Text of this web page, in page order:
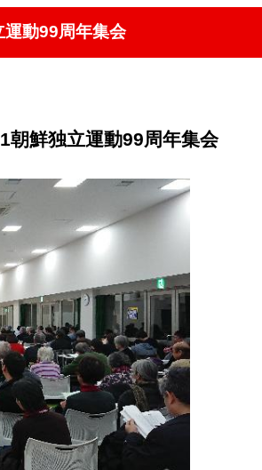
運動99周年集会
朝鮮独立運動99周年集会